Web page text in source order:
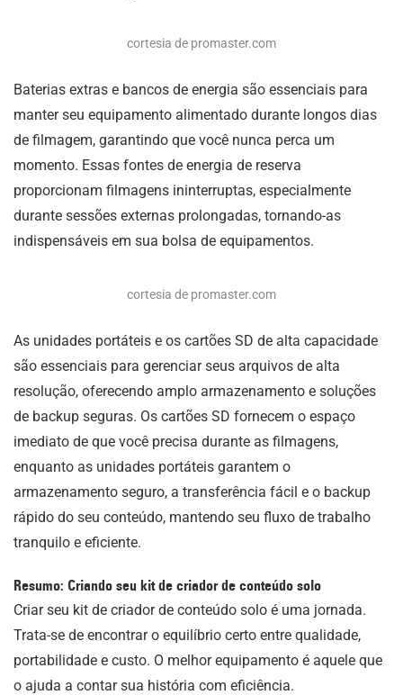
cortesia de promaster.com
Baterias extras e bancos de energia são essenciais para
manter seu equipamento alimentado durante longos dias
de filmagem, garantindo que você nunca perca um
momento. Essas fontes de energia de reserva
proporcionam filmagens ininterruptas, especialmente
durante sessões externas prolongadas, tornando-as
indispensáveis em sua bolsa de equipamentos.
cortesia de promaster.com
As unidades portáteis e os cartões SD de alta capacidade
são essenciais para gerenciar seus arquivos de alta
resolução, oferecendo amplo armazenamento e soluções
de backup seguras. Os cartões SD fornecem o espaço
imediato de que você precisa durante as filmagens,
enquanto as unidades portáteis garantem o
armazenamento seguro, a transferência fácil e o backup
rápido do seu conteúdo, mantendo seu fluxo de trabalho
tranquilo e eficiente.
Resumo: Criando seu kit de criador de conteúdo solo
Criar seu kit de criador de conteúdo solo é uma jornada.
Trata-se de encontrar o equilíbrio certo entre qualidade,
portabilidade e custo. O melhor equipamento é aquele que
o ajuda a contar sua história com eficiência.